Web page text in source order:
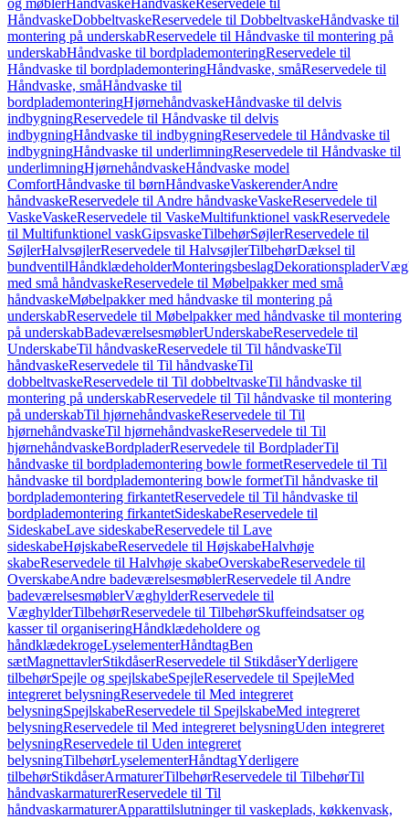
og møblerHåndvaskeHåndvaskeReservedele til
HåndvaskeDobbeltvaskeReservedele til DobbeltvaskeHåndvaske til
montering på underskabReservedele til Håndvaske til montering på
underskabHåndvaske til bordplademonteringReservedele til
Håndvaske til bordplademonteringHåndvaske, småReservedele til
Håndvaske, småHåndvaske til
bordplademonteringHjørnehåndvaskeHåndvaske til delvis
indbygningReservedele til Håndvaske til delvis
indbygningHåndvaske til indbygningReservedele til Håndvaske til
indbygningHåndvaske til underlimningReservedele til Håndvaske til
underlimningHjørnehåndvaskeHåndvaske model
ComfortHåndvaske til børnHåndvaskeVaskerenderAndre
håndvaskeReservedele til Andre håndvaskeVaskeReservedele til
VaskeVaskeReservedele til VaskeMultifunktionel vaskReservedele
til Multifunktionel vaskGipsvaskeTilbehørSøjlerReservedele til
SøjlerHalvsøjlerReservedele til HalvsøjlerTilbehørDæksel til
bundventilHåndklædeholderMonteringsbeslagDekorationsplader
med små håndvaskeReservedele til Møbelpakker med små
håndvaskeMøbelpakker med håndvaske til montering på
underskabReservedele til Møbelpakker med håndvaske til montering
på underskabBadeværelsesmøblerUnderskabeReservedele til
UnderskabeTil håndvaskeReservedele til Til håndvaskeTil
håndvaskeReservedele til Til håndvaskeTil
dobbeltvaskeReservedele til Til dobbeltvaskeTil håndvaske til
montering på underskabReservedele til Til håndvaske til montering
på underskabTil hjørnehåndvaskeReservedele til Til
hjørnehåndvaskeTil hjørnehåndvaskeReservedele til Til
hjørnehåndvaskeBordpladerReservedele til BordpladerTil
håndvaske til bordplademontering bowle formetReservedele til Til
håndvaske til bordplademontering bowle formetTil håndvaske til
bordplademontering firkantetReservedele til Til håndvaske til
bordplademontering firkantetSideskabeReservedele til
SideskabeLave sideskabeReservedele til Lave
sideskabeHøjskabeReservedele til HøjskabeHalvhøje
skabeReservedele til Halvhøje skabeOverskabeReservedele til
OverskabeAndre badeværelsesmøblerReservedele til Andre
badeværelsesmøblerVæghylderReservedele til
VæghylderTilbehørReservedele til TilbehørSkuffeindsatser og
kasser til organiseringHåndklædeholdere og
håndklædekrogeLyselementerHåndtagBen
sætMagnettavlerStikdåserReservedele til StikdåserYderligere
tilbehørSpejle og spejlskabeSpejleReservedele til SpejleMed
integreret belysningReservedele til Med integreret
belysningSpejlskabeReservedele til SpejlskabeMed integreret
belysningReservedele til Med integreret belysningUden integreret
belysningReservedele til Uden integreret
belysningTilbehørLyselementerHåndtagYderligere
tilbehørStikdåserArmaturerTilbehørReservedele til TilbehørTil
håndvaskarmaturerReservedele til Til
håndvaskarmaturerApparattilslutninger til vaskeplads, køkkenvask,